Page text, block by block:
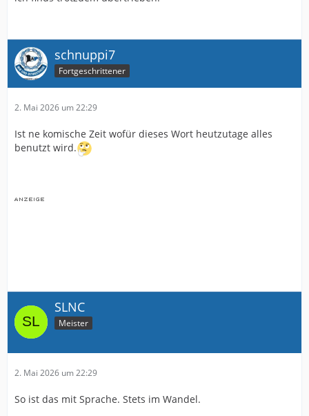
schnuppi7
Fortgeschrittener
2. Mai 2026 um 22:29
Ist ne komische Zeit wofür dieses Wort heutzutage alles
benutzt wird.
SLNC
Meister
2. Mai 2026 um 22:29
So ist das mit Sprache. Stets im Wandel.